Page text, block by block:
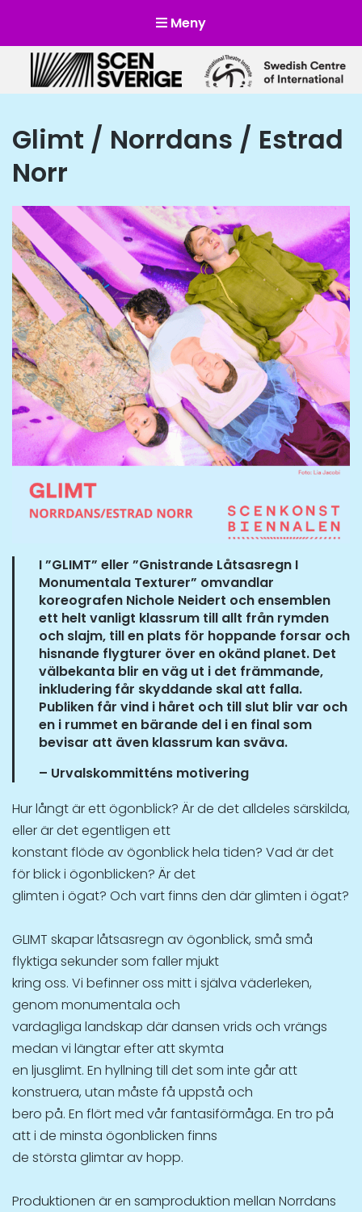
Meny
Scensverige
Mötesplats för svensk och internationell scenkonst
Glimt / Norrdans / Estrad
Norr
I ”GLIMT” eller ”Gnistrande Låtsasregn I
Monumentala Texturer” omvandlar
koreografen Nichole Neidert och ensemblen
ett helt vanligt klassrum till allt från rymden
och slajm, till en plats för hoppande forsar och
hisnande flygturer över en okänd planet. Det
välbekanta blir en väg ut i det främmande,
inkludering får skyddande skal att falla.
Publiken får vind i håret och till slut blir var och
en i rummet en bärande del i en final som
bevisar att även klassrum kan sväva.
– Urvalskommitténs motivering
Hur långt är ett ögonblick? Är de det alldeles särskilda,
eller är det egentligen ett
konstant flöde av ögonblick hela tiden? Vad är det
för blick i ögonblicken? Är det
glimten i ögat? Och vart finns den där glimten i ögat?
GLIMT skapar låtsasregn av ögonblick, små små
flyktiga sekunder som faller mjukt
kring oss. Vi befinner oss mitt i själva väderleken,
genom monumentala och
vardagliga landskap där dansen vrids och vrängs
medan vi längtar efter att skymta
en ljusglimt. En hyllning till det som inte går att
konstruera, utan måste få uppstå och
bero på. En flört med vår fantasiförmåga. En tro på
att i de minsta ögonblicken finns
de största glimtar av hopp.
Produktionen är en samproduktion mellan Norrdans